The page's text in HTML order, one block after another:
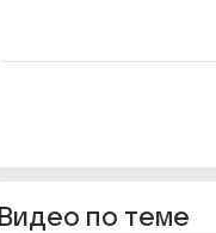
Видео по теме